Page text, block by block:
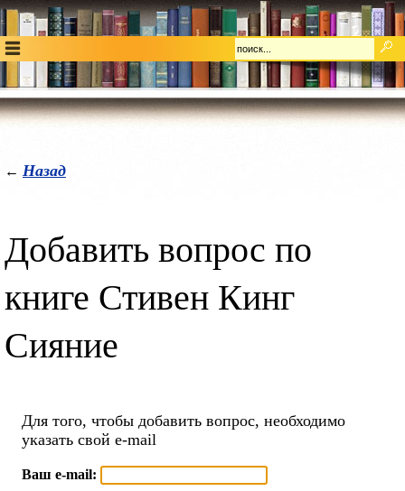
← Назад
Добавить вопрос по
книге Стивен Кинг
Сияние
Для того, чтобы добавить вопрос, необходимо
указать свой e-mail
Ваш e-mail: